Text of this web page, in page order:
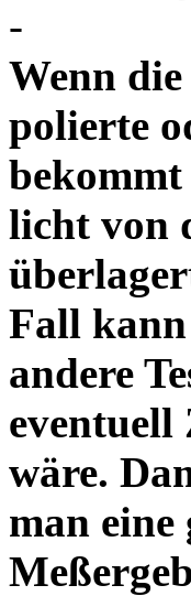
-
Wenn die
polierte
licht von
Fall
andere
wäre.
man eine